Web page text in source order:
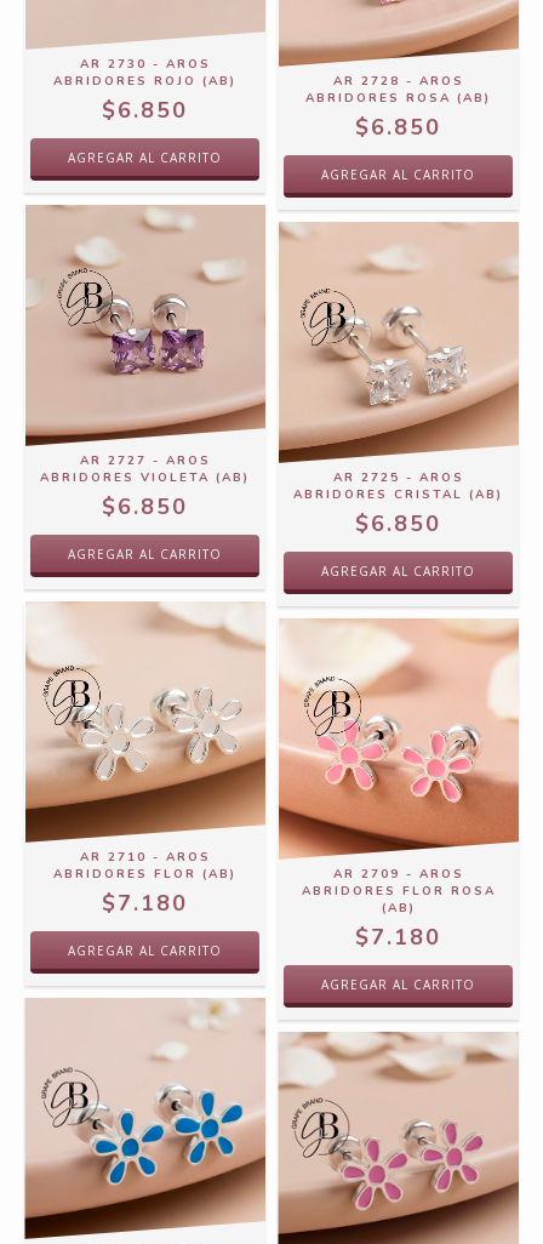
AR 2730 - AROS
ABRIDORES ROJO (AB)
$6.850
AR 2728 - AROS
ABRIDORES ROSA (AB)
$6.850
AR 2727 - AROS
ABRIDORES VIOLETA (AB)
$6.850
AR 2725 - AROS
ABRIDORES CRISTAL (AB)
$6.850
AR 2710 - AROS
ABRIDORES FLOR (AB)
$7.180
AR 2709 - AROS
ABRIDORES FLOR ROSA
(AB)
$7.180